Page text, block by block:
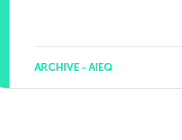
ARCHIVE - AIEQ